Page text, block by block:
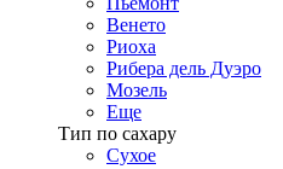
Венето
Риоха
Рибера дель Дуэро
Мозель
Еще
Тип по сахару
Сухое